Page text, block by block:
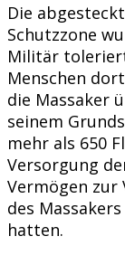
Die
Schutzzone
Militär
Menschen
die Massaker
seinem
mehr als 650
Versorgung
Vermögen zur
des
hatten.